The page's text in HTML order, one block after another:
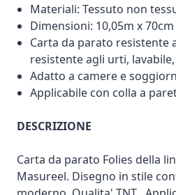
Materiali: Tessuto non
Dimensioni: 10,05m x 70cm
Carta da parato resistente
resistente agli urti,
Adatto a camere e
Applicabile con colla a
DESCRIZIONE
Carta da parato Folies della
Masureel. Disegno in stile